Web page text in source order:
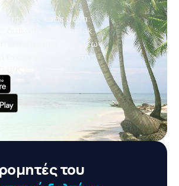
κάθε μέρα:
διακοπές, city break
διαχείριση κρατήσεων
έχουν σημασία, στη
του